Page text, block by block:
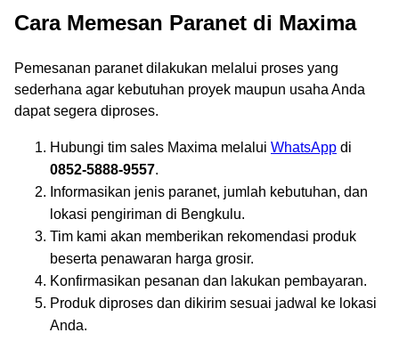
Cara Memesan Paranet di Maxima
Pemesanan paranet dilakukan melalui proses yang
sederhana agar kebutuhan proyek maupun usaha Anda
dapat segera diproses.
Hubungi tim sales Maxima melalui WhatsApp di
0852-5888-9557.
Informasikan jenis paranet, jumlah kebutuhan, dan
lokasi pengiriman di Bengkulu.
Tim kami akan memberikan rekomendasi produk
beserta penawaran harga grosir.
Konfirmasikan pesanan dan lakukan pembayaran.
Produk diproses dan dikirim sesuai jadwal ke lokasi
Anda.